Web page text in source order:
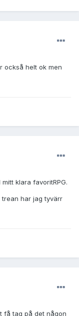
också helt ok men
klara favoritRPG.
trean har jag tyvärr
få tag på det någon